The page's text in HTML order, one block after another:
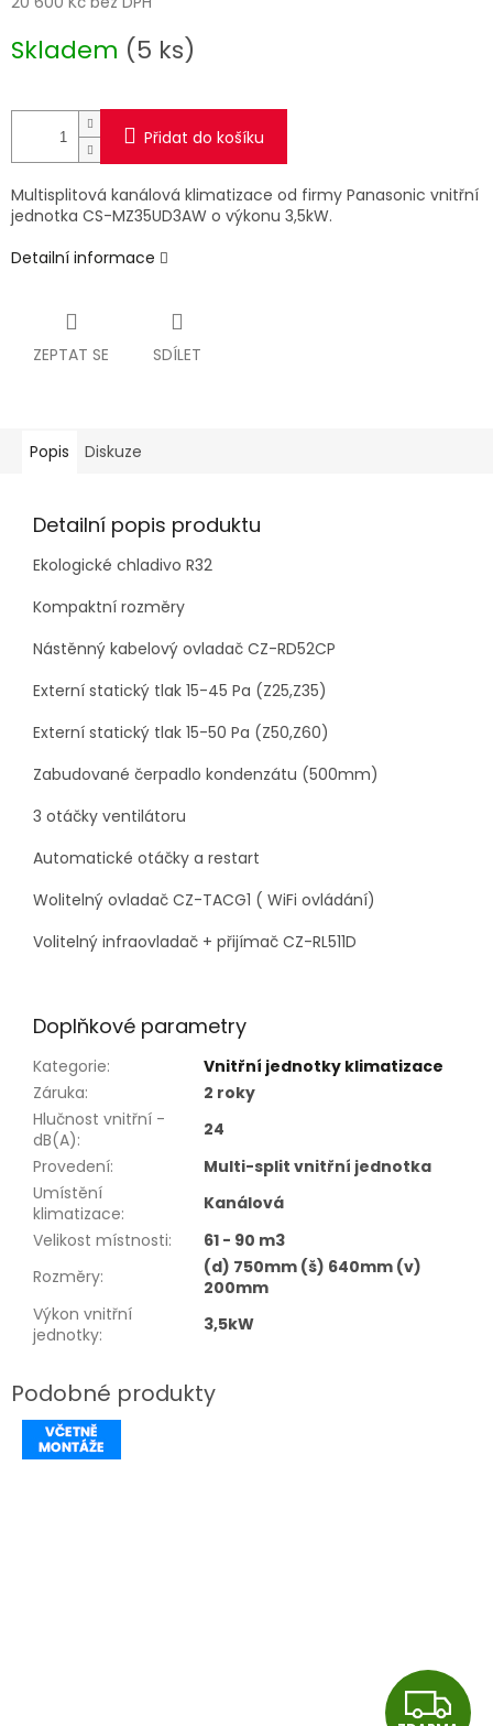
cena:
Skladem (5 ks)
Přidat do košíku
Multisplitová kanálová klimatizace od firmy Panasonic vnitřní
jednotka CS-MZ35UD3AW o výkonu 3,5kW.
Detailní informace
ZEPTAT SE SDÍLET
Popis Diskuze
Detailní popis produktu
Ekologické chladivo R32
Kompaktní rozměry
Nástěnný kabelový ovladač CZ-RD52CP
Externí statický tlak 15-45 Pa (Z25,Z35)
Externí statický tlak 15-50 Pa (Z50,Z60)
Zabudované čerpadlo kondenzátu (500mm)
3 otáčky ventilátoru
Automatické otáčky a restart
Wolitelný ovladač CZ-TACG1 ( WiFi ovládání)
Volitelný infraovladač + přijímač CZ-RL511D
Doplňkové parametry
Kategorie:
Vnitřní jednotky klimatizace
Záruka:
2 roky
Hlučnost vnitřní -
dB(A):
24
Provedení:
Multi-split vnitřní jednotka
Umístění
klimatizace:
Kanálová
Velikost místnosti:
61 - 90 m3
Rozměry:
(d) 750mm (š) 640mm (v)
200mm
Výkon vnitřní
jednotky: 3,5kW
Z